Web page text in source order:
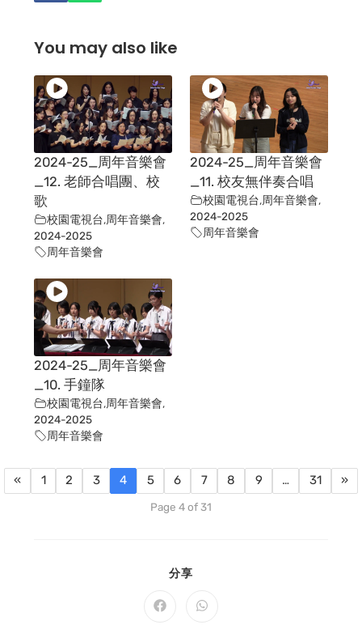
You may also like
2024-25_周年音樂會
_12. 老師合唱團、校
歌
校園電視台,周年音樂會,
2024-2025
周年音樂會
2024-25_周年音樂會
_11. 校友無伴奏合唱
校園電視台,周年音樂會,
2024-2025
周年音樂會
2024-25_周年音樂會
_10. 手鐘隊
校園電視台,周年音樂會,
2024-2025
周年音樂會
« 1 2 3 4 5 6 7 8 9 … 31 »
Page 4 of 31
分享
CONTENT
Opens
Opens